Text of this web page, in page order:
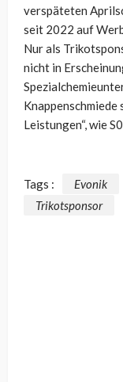
verspäteten
seit 2022 auf
Nur als
nicht in
Leistungen“, wie
Tags : Evonik
Trikotsponsor